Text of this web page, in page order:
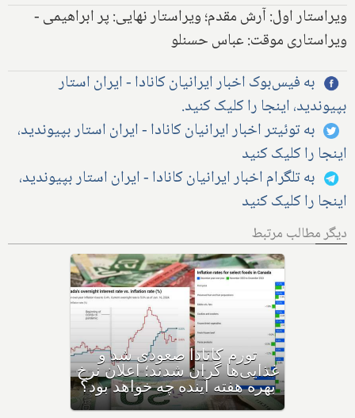
ویراستار اول: آرش مقدم؛ ویراستار نهایی: پر ابراهیمی -
ویراستاری موقت: عباس حسنلو
به فیس‌بوک اخبار ایرانیان کانادا - ایران استار
بپیوندید، اینجا را کلیک کنید.
به توئیتر اخبار ایرانیان کانادا - ایران استار بپیوندید،
اینجا را کلیک کنید
به تلگرام اخبار ایرانیان کانادا - ایران استار بپیوندید،
اینجا را کلیک کنید
دیگر مطالب مرتبط
فردا آخرین روز بازپرداخت وام
۶۰,۰۰۰ دلاری بیزینس‌های
کاناداست؛ نیمی از بیزینس‌ها در
حال ورشکستگی هستند